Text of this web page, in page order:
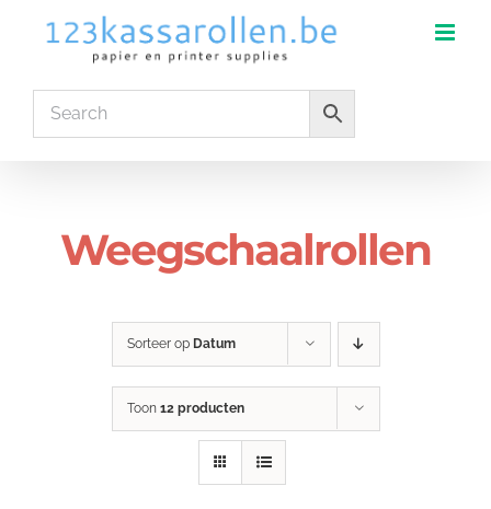
Weegschaalrollen
Sorteer op Datum
Toon 12 producten